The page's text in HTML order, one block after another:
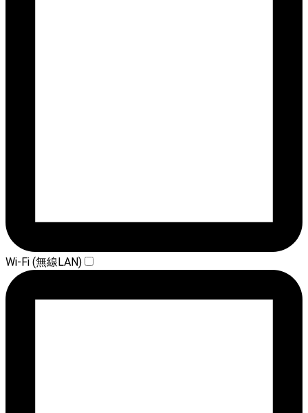
Wi-Fi (無線LAN)